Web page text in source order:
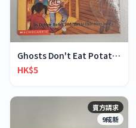
Ghosts Don't Eat Potato Chips
HK$5
賣方請求
9成新